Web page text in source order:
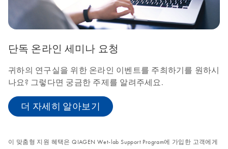
단독 온라인 세미나 요청
귀하의 연구실을 위한 온라인 이벤트를 주최하기를 원하시
나요? 그렇다면 궁금한 주제를 알려주세요.
더 자세히 알아보기
이 맞춤형 지원 혜택은 QIAGEN Wet-lab Support Program에 가입한 고객에게